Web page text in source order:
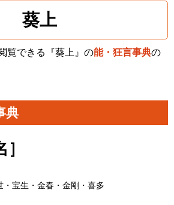
葵上
覧できる『葵上』の能・狂言事典の
典
宝生・金春・金剛・喜多